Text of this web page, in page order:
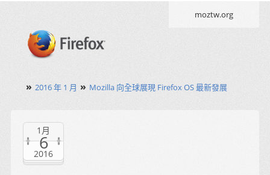
moztw.org
» 2016 年 1 月 » Mozilla 向全球展現 Firefox OS 最新發展
1月
6
2016